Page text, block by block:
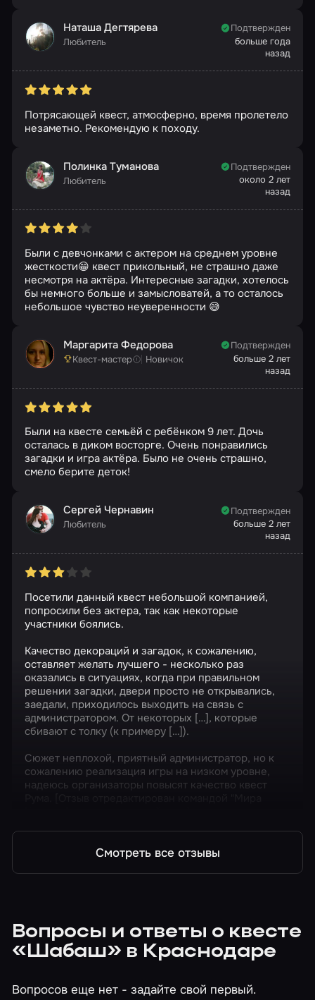
Наташа Дегтярева
Любитель
Подтвержден
больше года
назад
Потрясающей квест, атмосферно, время пролетело
незаметно. Рекомендую к походу.
Полинка Туманова
Любитель
Подтвержден
около 2 лет
назад
Были с девчонками с актером на среднем уровне
жесткости😁 квест прикольный, не страшно даже
несмотря на актёра. Интересные загадки, хотелось
бы немного больше и замысловатей, а то осталось
небольшое чувство неуверенности 😅
Маргарита Федорова
Квест-мастер Новичок
Подтвержден
больше 2 лет
назад
Были на квесте семьёй с ребёнком 9 лет. Дочь
осталась в диком восторге. Очень понравились
загадки и игра актёра. Было не очень страшно,
смело берите деток!
Сергей Чернавин
Любитель
Подтвержден
больше 2 лет
назад
Посетили данный квест небольшой компанией,
попросили без актера, так как некоторые
участники боялись.
Качество декораций и загадок, к сожалению,
оставляет желать лучшего - несколько раз
оказались в ситуациях, когда при правильном
решении загадки, двери просто не открывались,
заедали, приходилось выходить на связь с
администратором. От некоторых […], которые
сбивают с толку (к примеру […]).
Сюжет неплохой, приятный администратор, но к
сожалению реализация игры на низком уровне,
надеюсь организаторы повысят качество квест
Смотреть все отзывы
Вопросы и ответы о квесте
«Шабаш» в Краснодаре
Вопросов еще нет - задайте свой первый.